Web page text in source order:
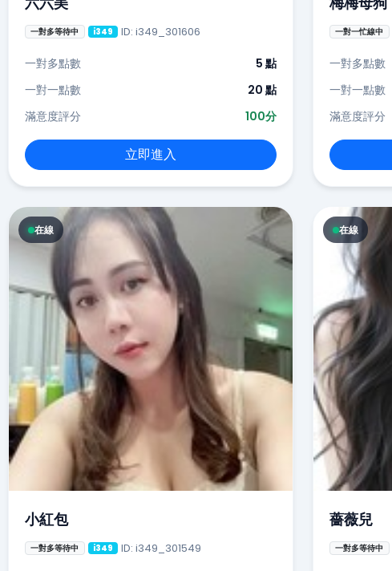
一對多等待中 i349 ID: i349_301606
一對多點數
5 點
一對一點數
20 點
滿意度評分
100分
立即進入
一對一忙線中
一對多點數
一對一點數
滿意度評分
在線
小紅包
一對多等待中 i349 ID: i349_301549
在線
薔薇兒
一對多等待中